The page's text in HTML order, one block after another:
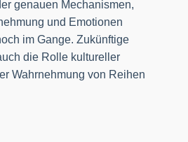
genauen Mechanismen,
und Emotionen
im Gange. Zukünftige
die Rolle kultureller
Wahrnehmung von Reihen